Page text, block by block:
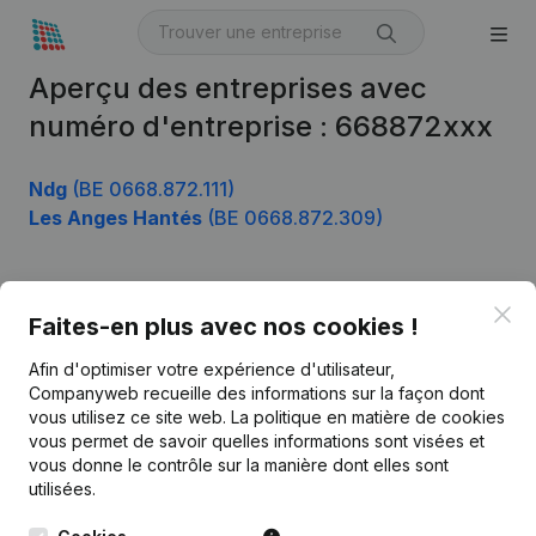
Aperçu des entreprises avec
numéro d'entreprise : 668872xxx
Ndg (BE 0668.872.111)
Les Anges Hantés (BE 0668.872.309)
Faites-en plus avec nos cookies !
Afin d'optimiser votre expérience d'utilisateur,
Companyweb recueille des informations sur la façon dont
vous utilisez ce site web. La politique en matière de cookies
vous permet de savoir quelles informations sont visées et
vous donne le contrôle sur la manière dont elles sont
utilisées.
Français
Kantorenpark Everest
248D,
Monitoring
Recherche internationale